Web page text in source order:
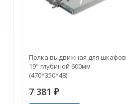
Полка выдвижная для шкафов
19" глубиной 600мм
(470*350*48)
7 381₽